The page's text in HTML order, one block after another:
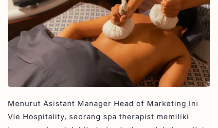
Menurut Asistant Manager Head of Marketing Ini
Vie Hospitality, seorang spa therapist memiliki